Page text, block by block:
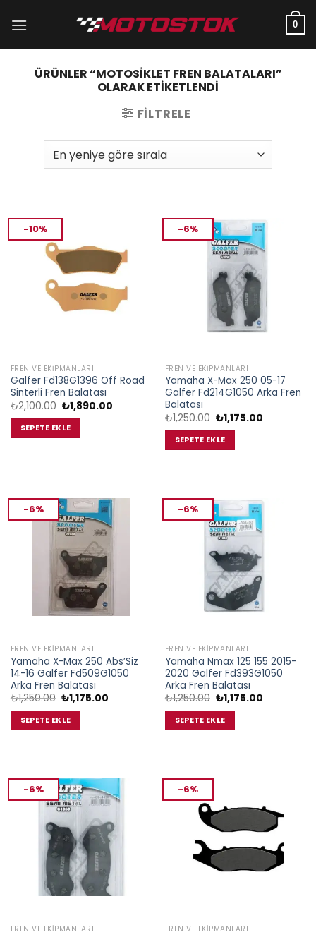
atla
0
ÜRÜNLER “MOTOSIKLET FREN BALATALARI”
OLARAK ETIKETLENDI
FILTRELE
-10%
FREN VE EKIPMANLARI
Galfer Fd138G1396 Off Road
Sinterli Fren Balatası
₺2,100.00 Orijinal
fiyat:
₺2,100.00.
₺1,890.00Şu
SEPETE EKLE
-6%
FREN VE EKIPMANLARI
Yamaha X-Max 250 05-17
Galfer Fd214G1050 Arka Fren
Balatası
₺1,250.00 Orijinal
fiyat:
₺1,250.00.
₺1,175.00Şu
SEPETE EKLE
-6%
FREN VE EKIPMANLARI
Yamaha X-Max 250 Abs’Siz
14-16 Galfer Fd509G1050
Arka Fren Balatası
₺1,250.00 Orijinal
fiyat:
₺1,250.00.
₺1,175.00Şu
SEPETE EKLE
-6%
FREN VE EKIPMANLARI
Yamaha Nmax 125 155 2015-
2020 Galfer Fd393G1050
Arka Fren Balatası
₺1,250.00 Orijinal
fiyat:
₺1,250.00.
₺1,175.00Şu
SEPETE EKLE
-6%
FREN VE EKIPMANLARI
-6%
FREN VE EKIPMANLARI